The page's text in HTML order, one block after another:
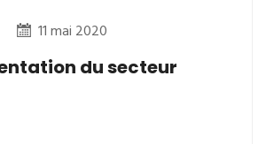
11 mai 2020
du secteur